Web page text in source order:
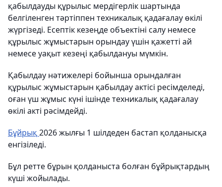
қабылдауды құрылыс мердігерлік шартында
белгіленген тәртіппен техникалық қадағалау өкілі
жүргізеді. Есептік кезеңде объектіні салу немесе
құрылыс жұмыстарын орындау үшін қажетті ай
немесе уақыт кезеңі қабылдануы мүмкін.
Қабылдау нәтижелері бойынша орындалған
құрылыс жұмыстарын қабылдау актісі ресімделеді,
оған үш жұмыс күні ішінде техникалық қадағалау
өкілі акті рәсімдейді.
Бұйрық2026 жылғы 1 шілдеден бастап қолданысқа
енгізіледі.
Бұл ретте бұрын қолданыста болған бұйрықтардың
күші жойылады.